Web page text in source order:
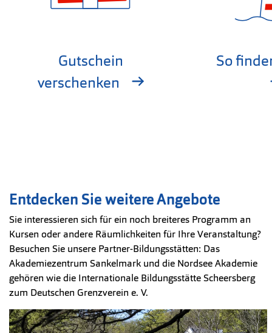
Gutschein
verschenken
So
Entdecken Sie weitere Angebote
Sie interessieren sich für ein noch breiteres Programm an
Kursen oder andere Räumlichkeiten für Ihre Veranstaltung?
Besuchen Sie unsere Partner-Bildungsstätten: Das
Akademiezentrum Sankelmark und die Nordsee Akademie
gehören wie die Internationale Bildungsstätte Scheersberg
zum Deutschen Grenzverein e. V.